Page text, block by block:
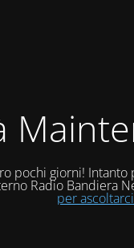
pochi giorni!
Radio Bandiera
per